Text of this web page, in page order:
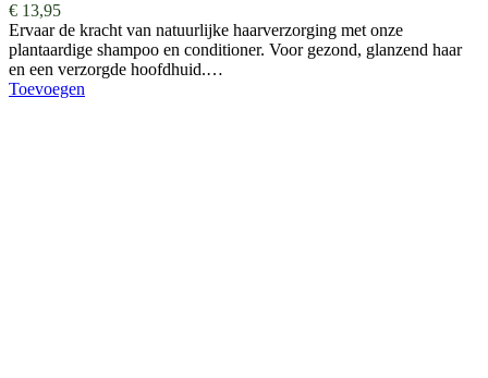
€ 13,95
Ervaar de kracht van natuurlijke haarverzorging met onze
plantaardige shampoo en conditioner. Voor gezond, glanzend haar
en een verzorgde hoofdhuid.…
Toevoegen